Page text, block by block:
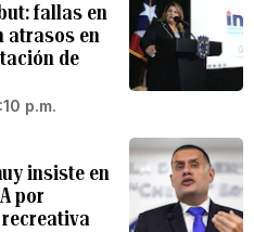
fallas en
atrasos en
de
p.m.
insiste en
por